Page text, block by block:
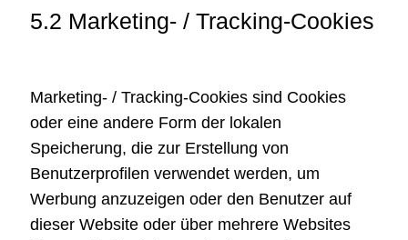
5.2 Marketing- / Tracking-Cookies
Marketing- / Tracking-Cookies sind Cookies
oder eine andere Form der lokalen
Speicherung, die zur Erstellung von
Benutzerprofilen verwendet werden, um
Werbung anzuzeigen oder den Benutzer auf
dieser Website oder über mehrere Websites